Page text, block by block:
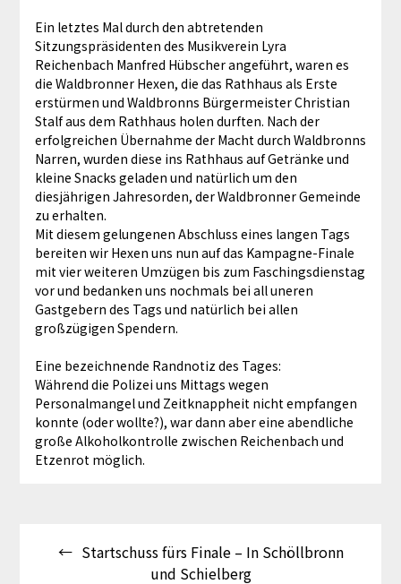
Ein letztes Mal durch den abtretenden
Sitzungspräsidenten des Musikverein Lyra
Reichenbach Manfred Hübscher angeführt, waren es
die Waldbronner Hexen, die das Rathhaus als Erste
erstürmen und Waldbronns Bürgermeister Christian
Stalf aus dem Rathhaus holen durften. Nach der
erfolgreichen Übernahme der Macht durch Waldbronns
Narren, wurden diese ins Rathhaus auf Getränke und
kleine Snacks geladen und natürlich um den
diesjährigen Jahresorden, der Waldbronner Gemeinde
zu erhalten.
Mit diesem gelungenen Abschluss eines langen Tags
bereiten wir Hexen uns nun auf das Kampagne-Finale
mit vier weiteren Umzügen bis zum Faschingsdienstag
vor und bedanken uns nochmals bei all uneren
Gastgebern des Tags und natürlich bei allen
großzügigen Spendern.
Eine bezeichnende Randnotiz des Tages:
Während die Polizei uns Mittags wegen
Personalmangel und Zeitknappheit nicht empfangen
konnte (oder wollte?), war dann aber eine abendliche
große Alkoholkontrolle zwischen Reichenbach und
Etzenrot möglich.
Startschuss fürs Finale – In Schöllbronn
und Schielberg